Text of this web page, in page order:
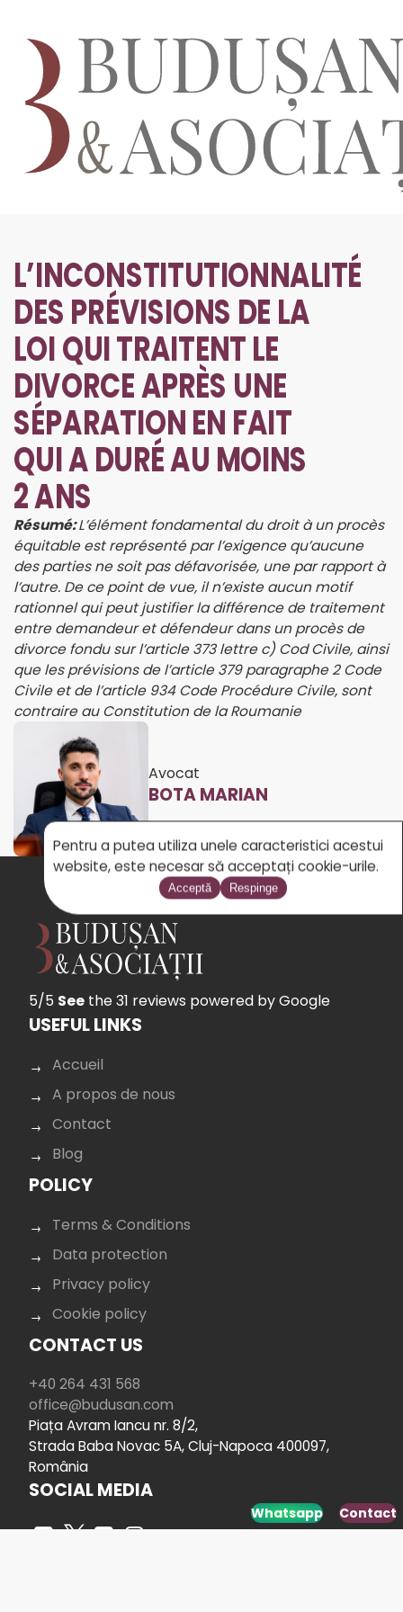
L’INCONSTITUTIONNALITÉ
DES PRÉVISIONS DE LA
LOI QUI TRAITENT LE
DIVORCE APRÈS UNE
SÉPARATION EN FAIT
QUI A DURÉ AU MOINS
2 ANS
Résumé:L’élément fondamental du droit à un procès
équitable est représenté par l’exigence qu’aucune
des parties ne soit pas défavorisée, une par rapport à
l’autre. De ce point de vue, il n’existe aucun motif
rationnel qui peut justifier la différence de traitement
entre demandeur et défendeur dans un procès de
divorce fondu sur l’article 373 lettre c) Cod Civile, ainsi
que les prévisions de l’article 379 paragraphe 2 Code
Civile et de l’article 934 Code Procédure Civile, sont
contraire au Constitution de la Roumanie
Avocat
BOTA MARIAN
Whatsapp Contact
5/5 See the 31 reviews powered by Google
USEFUL LINKS
Accueil
A propos de nous
Contact
Blog
POLICY
Terms & Conditions
Data protection
Privacy policy
Cookie policy
CONTACT US
+40 264 431 568
office@budusan.com
Piața Avram Iancu nr. 8/2,
Strada Baba Novac 5A, Cluj-Napoca 400097,
România
SOCIAL MEDIA
Pentru a putea utiliza unele caracteristici acestui
website, este necesar să acceptați cookie-urile.
Acceptă Respinge